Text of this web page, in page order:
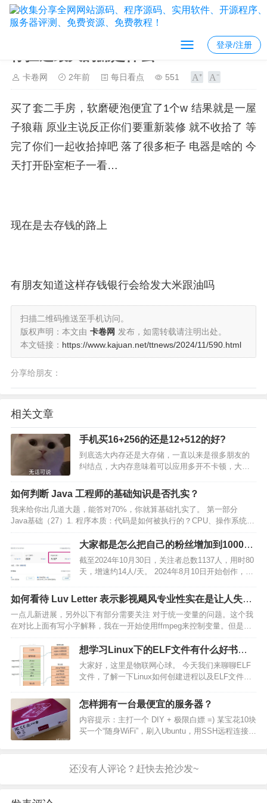
登录/注册
卡卷网 2年前 每日看点 551
买了套二手房，软磨硬泡便宜了1个w 结果就是一屋
子狼藉 原业主说反正你们要重新装修 就不收拾了 等
完了你们一起收拾掉吧 落了很多柜子 电器是啥的 今
天打开卧室柜子一看…
现在是去存钱的路上
有朋友知道这样存钱银行会给发大米跟油吗
扫描二维码推送至手机访问。
版权声明：本文由 卡卷网 发布，如需转载请注明出处。
本文链接： https://www.kajuan.net/ttnews/2024/11/590.html
分享给朋友：
相关文章
手机买16+256的还是12+512的好?
到底选大内存还是大存储，一直以来是很多朋友的
纠结点，大内存意味着可以应用多开不卡顿，大存
格差距不大（如0-200元），确实有点难选。 不过从
实际体验出发，大存储的手机显然更应该优先选择
才是。首先，…
如何判断 Java 工程师的基础知识是否扎实？
我来给你出几道大题，能答对70%，你就算基础扎实了。 第一部分
Java基础（27）1. 程序本质：代码是如何被执行的？CPU、操作系统、
虚拟机各司何职？2. 基础语法：从CPU角度看变量、数组、类型、运
算、跳转、函数等语法3. 引用类型：…大家都是怎么把自己的粉丝增加到1000的
呢？
截至2024年10月30日，关注者总数1137人，用时80
天，增速约14人/天。 2024年8月10日开始创作，连
个关注，7天时间，写了8篇回答。当天得到关注，
激动的心情历历在目。 没有一个…
如何看待 Luv Letter 表示影视飓风专业性实在是让人失
望？
一点儿新进展，另外以下有部分需要关注 对于统一变量的问题。这个我
在对比上面有写小字解释，我在一开始使用ffmpeg来控制变量。但是发
现了不少问题，比如因为遗留bug，会强制将非整数帧的素材转码为VFR
导致无法正确帧间对比，因此不考虑，同时尽…
想学习Linux下的ELF文件有什么好书推
荐吗？
大家好，这里是物联网心球。 今天我们来聊聊ELF
文件，了解一下Linux如何创建进程以及ELF文件如
ELF（Executable and Linkable Format）文件是一
种目标文件格…
怎样拥有一台最便宜的服务器？
内容提示：主打一个 DIY + 极限白嫖 =) 某宝花10块
买一个“随身WiFi”，刷入Ubuntu，用SSH远程连接，
“随身WiFi” ======…